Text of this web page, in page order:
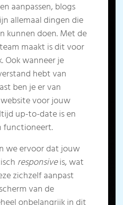
aanpassen, blogs
allemaal dingen die
kunnen doen. Met de
maakt is dit voor
Ook wanneer je
hebt van
ben je er van
voor jouw
up-to-date is en
functioneert.
we ervoor dat jouw
responsiveis, wat
zichzelf aanpast
van de